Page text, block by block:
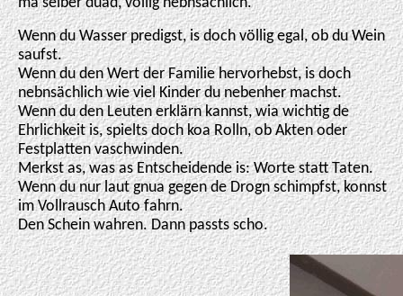
ma selber duad, völlig nebnsächlich.
Wenn du Wasser predigst, is doch völlig egal, ob du Wein
saufst.
Wenn du den Wert der Familie hervorhebst, is doch
nebnsächlich wie viel Kinder du nebenher machst.
Wenn du den Leuten erklärn kannst, wia wichtig de
Ehrlichkeit is, spielts doch koa Rolln, ob Akten oder
Festplatten vaschwinden.
Merkst as, was as Entscheidende is: Worte statt Taten.
Wenn du nur laut gnua gegen de Drogn schimpfst, konnst
im Vollrausch Auto fahrn.
Den Schein wahren. Dann passts scho.